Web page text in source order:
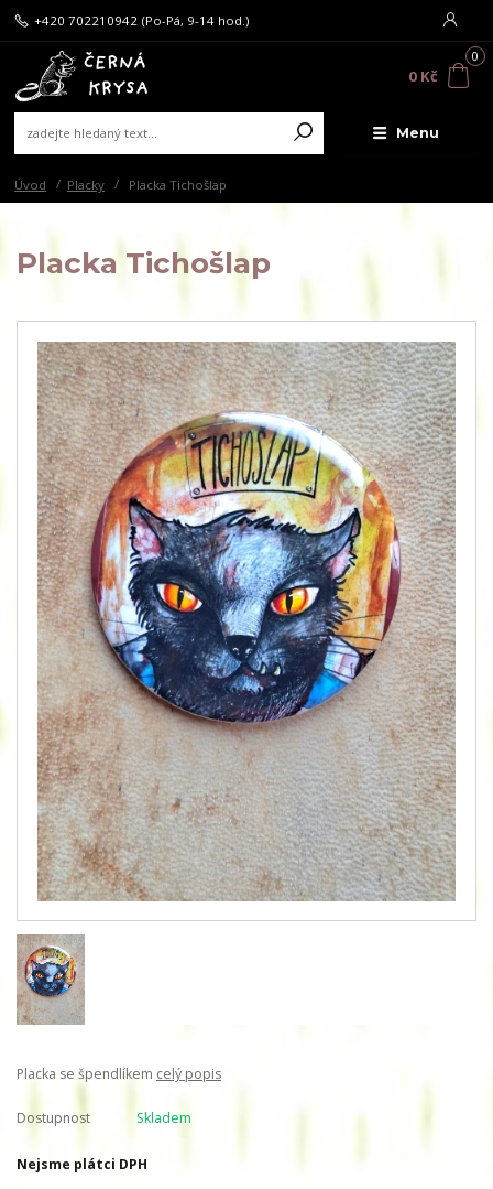
Menu
+420 702210942 (Po-Pá, 9-14 hod.)
0
0 Kč
Úvod Placky Placka Tichošlap
Placka Tichošlap
Placka se špendlíkem celý popis
Dostupnost Skladem
Nejsme plátci DPH